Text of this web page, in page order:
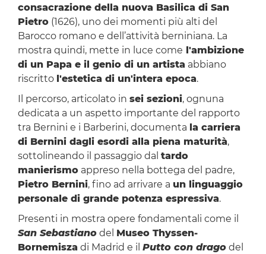
consacrazione della nuova Basilica di San
Pietro(1626), uno dei momenti più alti del
Barocco romano e dell’attività berniniana. La
mostra quindi, mette in luce come l'ambizione
di un Papa e il genio di un artista abbiano
riscritto l'estetica di un'intera epoca.
Il percorso, articolato in sei sezioni, ognuna
dedicata a un aspetto importante del rapporto
tra Bernini e i Barberini, documenta la carriera
di Bernini dagli esordi alla piena maturità,
sottolineando il passaggio dal tardo
manierismoappreso nella bottega del padre,
Pietro Bernini, fino ad arrivare a un linguaggio
personale di grande potenza espressiva.
Presenti in mostra opere fondamentali come il
San Sebastianodel Museo Thyssen-
Bornemisza di Madrid e il Putto con dragodel